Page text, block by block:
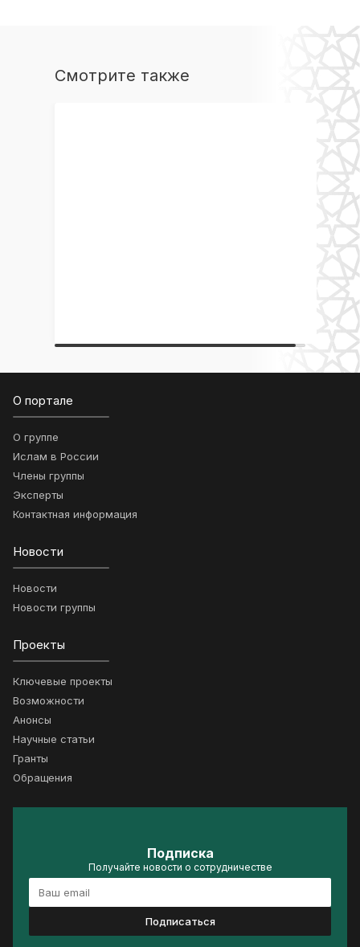
Смотрите также
О портале
О группе
Ислам в России
Члены группы
Эксперты
Контактная информация
Новости
Новости
Новости группы
Проекты
Ключевые проекты
Возможности
Анонсы
Научные статьи
Гранты
Обращения
Подписка
Получайте новости о сотрудничестве
Подписаться